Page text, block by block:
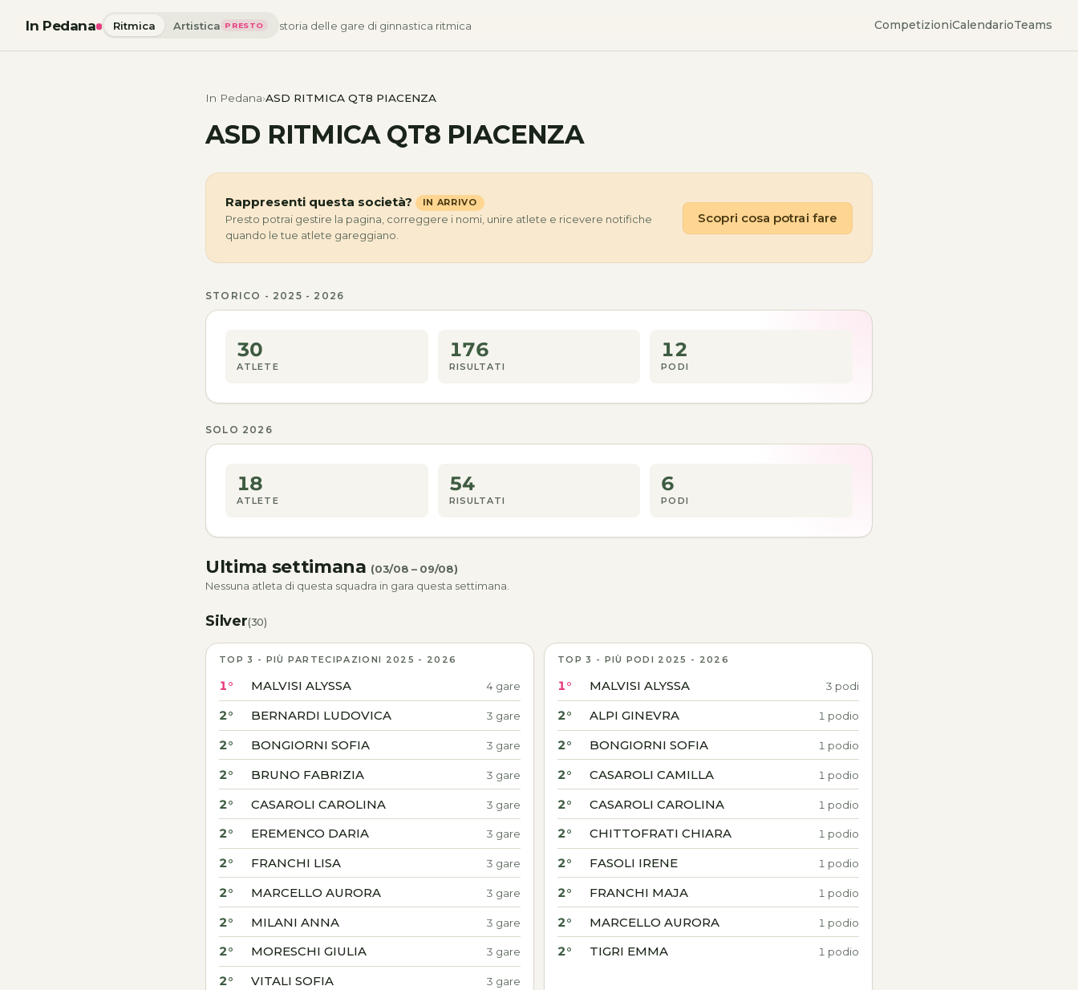
In Pedana Ritmica Artistica PRESTO storia delle gare di ginnastica ritmica CompetizioniCalendarioTeams
In Pedana ASD RITMICA QT8 PIACENZA
ASD RITMICA QT8 PIACENZA
Rappresenti questa società? IN ARRIVO
Presto potrai gestire la pagina, correggere i nomi, unire atlete e ricevere notifiche
quando le tue atlete gareggiano.
Scopri cosa potrai fare
STORICO - 2025 - 2026
30
ATLETE
176
RISULTATI
12
PODI
SOLO 2026
18
ATLETE
54
RISULTATI
6
PODI
Ultima settimana (03/08 – 09/08)
Nessuna atleta di questa squadra in gara questa settimana.
Silver(30)
TOP 3 - PIÙ PARTECIPAZIONI 2025 - 2026
1° MALVISI ALYSSA 4 gare
2° BERNARDI LUDOVICA 3 gare
2° BONGIORNI SOFIA 3 gare
2° BRUNO FABRIZIA 3 gare
2° CASAROLI CAROLINA 3 gare
2° EREMENCO DARIA 3 gare
2° FRANCHI LISA 3 gare
2° MARCELLO AURORA 3 gare
2° MILANI ANNA 3 gare
2° MORESCHI GIULIA 3 gare
2° VITALI SOFIA 3 gare
TOP 3 - PIÙ PODI 2025 - 2026
1° MALVISI ALYSSA 3 podi
2° ALPI GINEVRA 1 podio
2° BONGIORNI SOFIA 1 podio
2° CASAROLI CAMILLA 1 podio
2° CASAROLI CAROLINA 1 podio
2° CHITTOFRATI CHIARA 1 podio
2° FASOLI IRENE 1 podio
2° FRANCHI MAJA 1 podio
2° MARCELLO AURORA 1 podio
2° TIGRI EMMA 1 podio